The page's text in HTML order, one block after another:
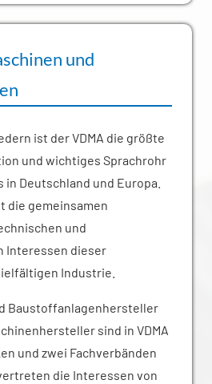
und
ist der VDMA die größte
und wichtiges Sprachrohr
in Deutschland und Europa.
die gemeinsamen
und
Interessen dieser
Industrie.
Baustoffanlagenhersteller
sind in VDMA
und zwei Fachverbänden
die Interessen von